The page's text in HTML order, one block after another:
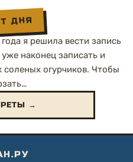
ДНЯ
я решила вести запись
наконец записать и
огурчиков. Чтобы
→